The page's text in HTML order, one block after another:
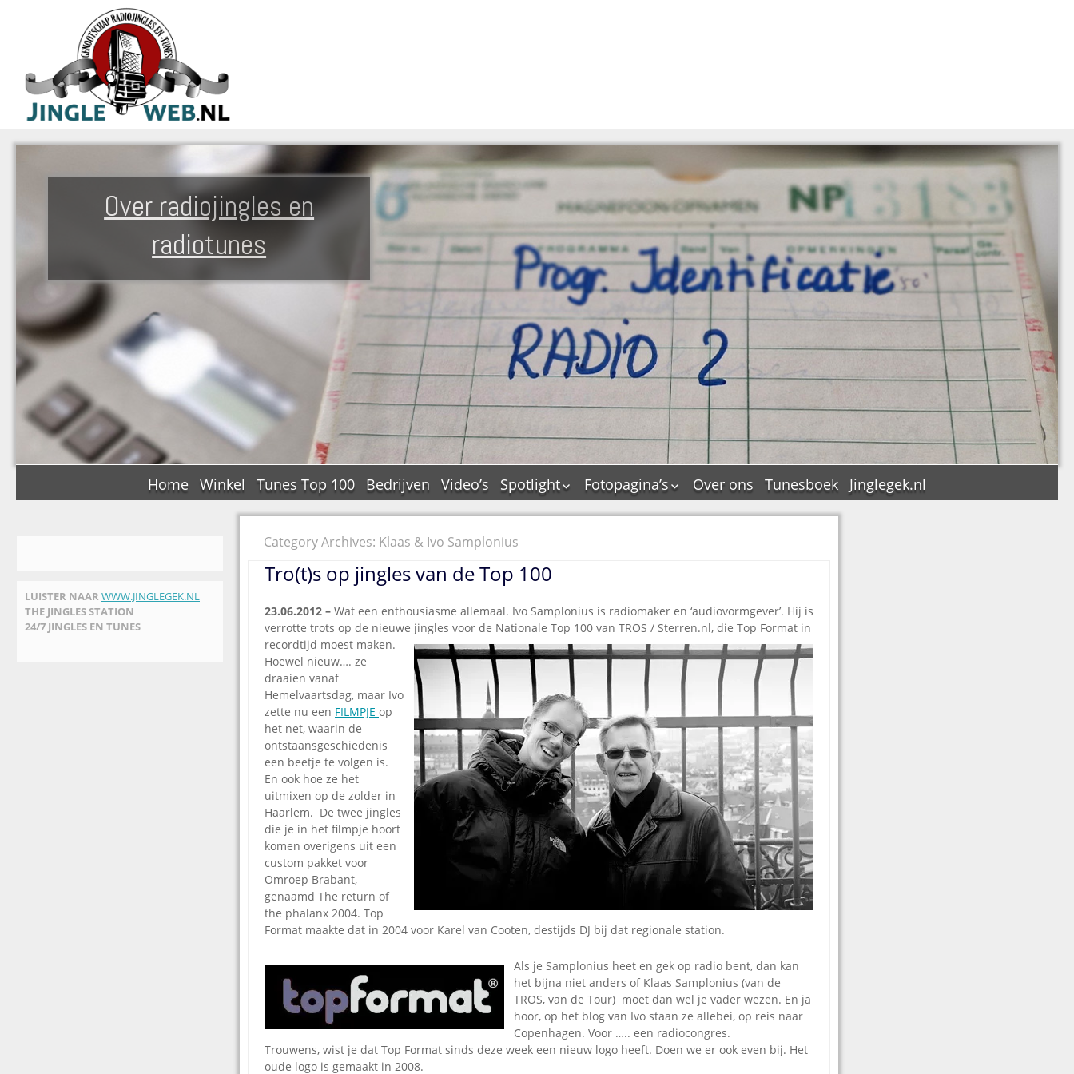
Over radiojingles en
radiotunes
Home Winkel Tunes Top 100 Bedrijven Video’s
Spotlight
De Tourflitsjingle –
Jingledemo’s en hun
tags
Dallas jingle city
De Tourtune
Ferry Maat 65
Ferry Maat interview
Jingle Awards
Jingle NIEUW
Omroepbanden
Stoomfluit Klaas
Vaak
Uitvinding
jinglecassette
Fotopagina’s
JAM in pictures
Top Format in
pictures
Dik Voormekaar in
foto’s
Over ons Tunesboek Jinglegek.nl
LUISTER NAAR WWW.JINGLEGEK.NL
THE JINGLES STATION
24/7 JINGLES EN TUNES
Category Archives: Klaas & Ivo Samplonius
Tro(t)s op jingles van de Top 100
23.06.2012 – Wat een enthousiasme allemaal. Ivo Samplonius is radiomaker en ‘audiovormgever’. Hij is
verrotte trots op de nieuwe jingles voor de Nationale Top 100 van TROS / Sterren.nl, die Top Format in
recordtijd moest maken.
Hoewel nieuw…. ze
draaien vanaf
Hemelvaartsdag, maar Ivo
zette nu een FILMPJE op
het net, waarin de
ontstaansgeschiedenis
een beetje te volgen is.
En ook hoe ze het
uitmixen op de zolder in
Haarlem. De twee jingles
die je in het filmpje hoort
komen overigens uit een
custom pakket voor
Omroep Brabant,
genaamd The return of
the phalanx 2004. Top
Format maakte dat in 2004 voor Karel van Cooten, destijds DJ bij dat regionale station.
Als je Samplonius heet en gek op radio bent, dan kan
het bijna niet anders of Klaas Samplonius (van de
TROS, van de Tour) moet dan wel je vader wezen. En ja
hoor, op het blog van Ivo staan ze allebei, op reis naar
Copenhagen. Voor ….. een radiocongres.
Trouwens, wist je dat Top Format sinds deze week een nieuw logo heeft. Doen we er ook even bij. Het
oude logo is gemaakt in 2008.